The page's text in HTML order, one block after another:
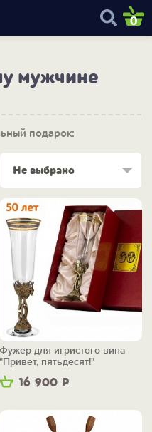
0
мужчине
подарок:
Не выбрано
16 900 Р
Фужер для игристого вина
"Привет, пятьдесят!"